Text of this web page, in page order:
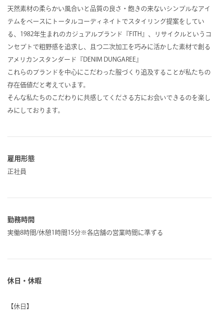
天然素材の柔らかい風合いと品質の良さ・飽きの来ないシンプルなアイ
テムをベースにトータルコーディネイトでスタイリング提案をしてい
る、1982年生まれのカジュアルブランド『FITH』、リサイクルというコ
ンセプトで粗野感を追求し、且つ二次加工を巧みに活かした素材で創る
アメリカンスタンダード『DENIM DUNGAREE』
これらのブランドを中心にこだわった服づくり追及することが私たちの
存在価値だと考えています。
そんな私たちのこだわりに共感してくださる方にお会いできるのを楽し
みにしております。
雇用形態
正社員
勤務時間
実働8時間/休憩1時間15分※各店舗の営業時間に準ずる
休日・休暇
【休日】